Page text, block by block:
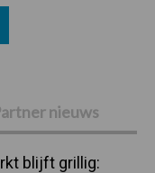
nieuws
blijft grillig: